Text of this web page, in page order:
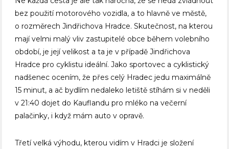
bez použití motorového vozidla, a to hlavně ve městě,
o rozměrech Jindřichova Hradce. Skutečnost, na kterou
mají velmi malý vliv zastupitelé obce během volebního
období, je její velikost a ta je v případě Jindřichova
Hradce pro cyklistu ideální. Jako sportovec a cyklistický
nadšenec ocením, že přes celý Hradec jedu maximálně
15 minut, a ač bydlím nedaleko letiště stíhám si v neděli
v 21:40 dojet do Kauflandu pro mléko na večerní
palačinky, i když mám auto v opravě.
Třetí velká výhodu, kterou vidím v Hradci je složení